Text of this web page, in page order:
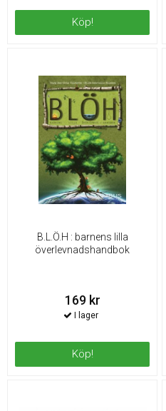
Köp!
B.L.Ö.H : barnens lilla
överlevnadshandbok
169 kr
Köp!